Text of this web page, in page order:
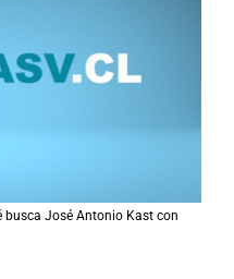
busca José Antonio Kast con